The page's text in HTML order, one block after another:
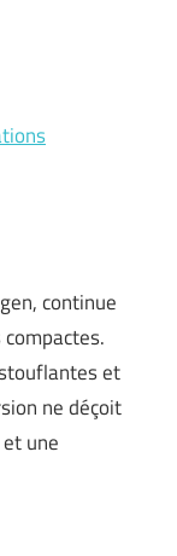
continue
et
ne déçoit
une